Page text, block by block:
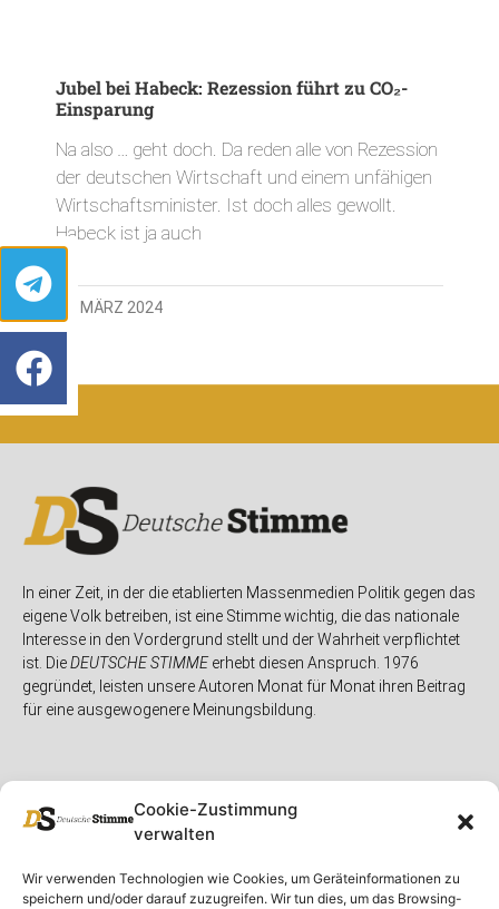
Cookie-Zustimmung
verwalten
Wir verwenden Technologien wie Cookies, um Geräteinformationen zu
speichern und/oder darauf zuzugreifen. Wir tun dies, um das Browsing-
Jubel bei Habeck: Rezession führt zu CO₂-
Einsparung
Na also … geht doch. Da reden alle von Rezession
der deutschen Wirtschaft und einem unfähigen
Wirtschaftsminister. Ist doch alles gewollt.
Habeck ist ja auch
19. MÄRZ 2024
In einer Zeit, in der die etablierten Massenmedien Politik gegen das
eigene Volk betreiben, ist eine Stimme wichtig, die das nationale
Interesse in den Vordergrund stellt und der Wahrheit verpflichtet
ist. DieDEUTSCHE STIMMEerhebt diesen Anspruch. 1976
gegründet, leisten unsere Autoren Monat für Monat ihren Beitrag
für eine ausgewogenere Meinungsbildung.
Unser MagazinRubriken Rechtliches